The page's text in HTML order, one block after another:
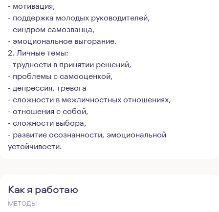
- мотивация,
- поддержка молодых руководителей,
- синдром самозванца,
- эмоциональное выгорание.
2. Личные темы:
- трудности в принятии решений,
- проблемы с самооценкой,
- депрессия, тревога
- сложности в межличностных отношениях,
- отношения с собой,
- сложности выбора,
- развитие осознанности, эмоциональной
устойчивости.
Как я работаю
МЕТОДЫ